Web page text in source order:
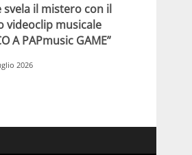
svela il mistero con il
videoclip musicale
A PAPmusic GAME”
2026